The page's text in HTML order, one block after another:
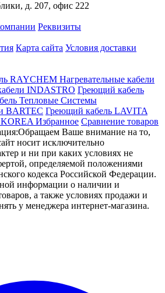
д. 207, офис 222
Реквизиты
Карта сайта Условия доставки
RAYCHEM Нагревательные кабели
INDASTRO Греющий кабель
Тепловые Системы
BARTEC Греющий кабель LAVITA
Избранное Сравнение товаров
Ваше внимание на то,
носит исключительно
и ни при каких условиях не
определяемой положениями
кодекса Российской Федерации.
информации о наличии и
а также условиях продажи и
у менеджера интернет-магазина.